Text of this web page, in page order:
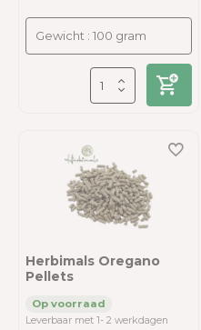
Herbimals Oregano
Pellets
Leverbaar met 1- 2 werkdagen